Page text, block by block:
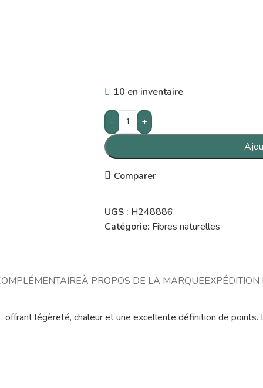
10 en inventaire
-
+
Comparer
UGS : H248886
Catégorie: Fibres naturelles
À PROPOS DE LA MARQUE
offrant légèreté, chaleur et une excellente définition de